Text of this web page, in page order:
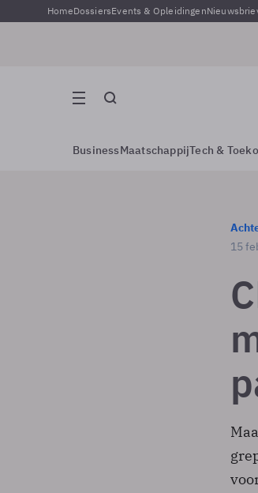
HomeDossiersEvents & Opleidingen
BusinessMaatschappijTech &
15